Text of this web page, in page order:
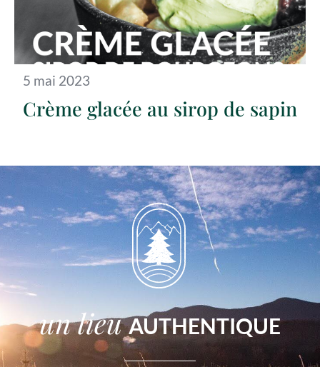
5 mai 2023
Crème glacée au sirop de sapin
un lieu AUTHENTIQUE